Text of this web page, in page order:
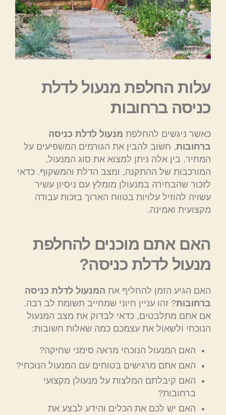
עלות החלפת מנעול לדלת
כניסה ברחובות
כאשר ניגשים להחלפת מנעול לדלת כניסה
ברחובות, חשוב להבין את הגורמים המשפיעים על
המחיר. בין אלה ניתן למצוא את סוג המנעול,
המורכבות של ההתקנה, ומצב הדלת והמשקוף. כדאי
לזכור שהבחירה במנעולן מומלץ עם ניסיון עשיר
עשויה להוזיל עלויות בטווח הארוך בזכות עבודה
מקצועית ואמינה.
האם אתם מוכנים להחלפת
מנעול לדלת כניסה?
האם הגיע הזמן להחליף את המנעול לדלת כניסה
ברחובות? זהו עניין חיוני שמחייב תשומת לב רבה.
אם אתם מתלבטים, כדאי לבדוק את מצב המנעול
הנוכחי ולשאול את עצמכם כמה שאלות חשובות:
האם המנעול הנוכחי מראה סימני שחיקה?
האם אתם מרגישים בטוחים עם המנעול הנוכחי?
האם קיבלתם המלצות על מנעולן מקצועי
ברחובות?
האם יש לכם את הכלים והידע לבצע את